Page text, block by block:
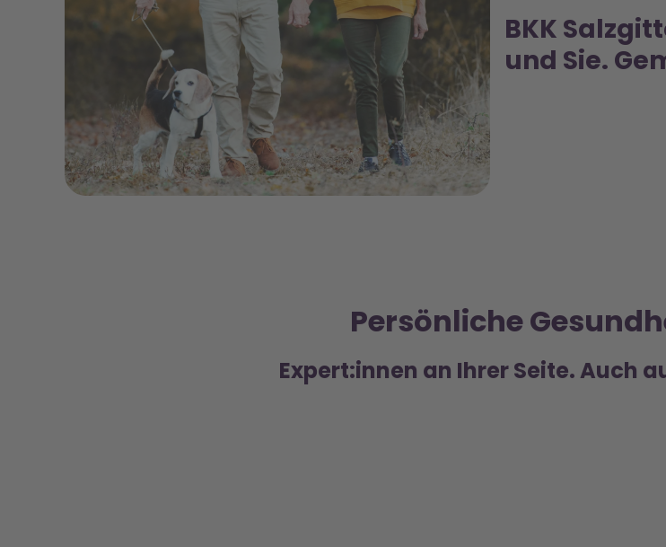
BKK
und Sie.
Persönliche
Expert:innen an Ihrer Seite. Auch